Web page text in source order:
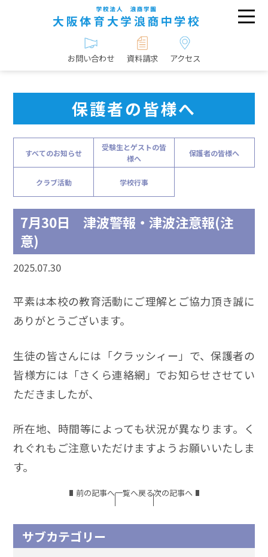
お問い合わせ 資料請求 アクセス
保護者の皆様へ
すべてのお知らせ
受験生とゲストの皆
様へ
保護者の皆様へ
クラブ活動 学校行事
7月30日 津波警報・津波注意報(注
意)
2025.07.30
平素は本校の教育活動にご理解とご協力頂き誠に
ありがとうございます。
生徒の皆さんには「クラッシィー」で、保護者の
皆様方には「さくら連絡網」でお知らせさせてい
ただきましたが、
所在地、時間等によっても状況が異なります。く
れぐれもご注意いただけますようお願いいたしま
す。
前の記事へ一覧へ戻る次の記事へ
サブカテゴリー